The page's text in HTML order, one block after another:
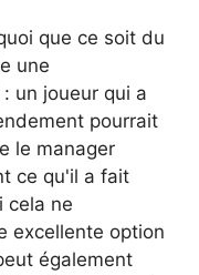
que ce soit du
une
un joueur qui a
pourrait
le manager
ce qu'il a fait
cela ne
excellente option
également